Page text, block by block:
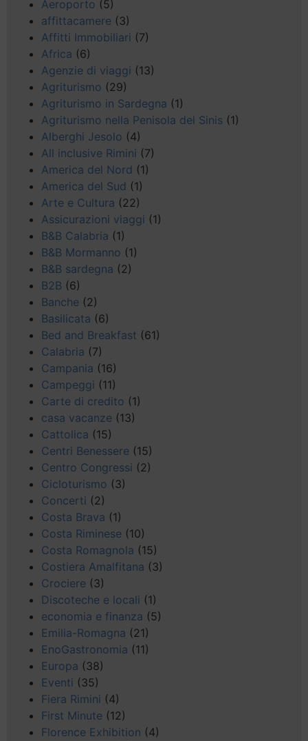
Aeroporto (5)
affittacamere (3)
Affitti Immobiliari (7)
Africa (6)
Agenzie di viaggi (13)
Agriturismo (29)
Agriturismo in Sardegna (1)
Agriturismo nella Penisola del Sinis (1)
Alberghi Jesolo (4)
All inclusive Rimini (7)
America del Nord (1)
America del Sud (1)
Arte e Cultura (22)
Assicurazioni viaggi (1)
B&B Calabria (1)
B&B Mormanno (1)
B&B sardegna (2)
B2B (6)
Banche (2)
Basilicata (6)
Bed and Breakfast (61)
Calabria (7)
Campania (16)
Campeggi (11)
Carte di credito (1)
casa vacanze (13)
Cattolica (15)
Centri Benessere (15)
Centro Congressi (2)
Cicloturismo (3)
Concerti (2)
Costa Brava (1)
Costa Riminese (10)
Costa Romagnola (15)
Costiera Amalfitana (3)
Crociere (3)
Discoteche e locali (1)
economia e finanza (5)
Emilia-Romagna (21)
EnoGastronomia (11)
Europa (38)
Eventi (35)
Fiera Rimini (4)
First Minute (12)
Florence Exhibition (4)